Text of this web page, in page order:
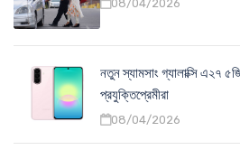
08/04/2026
নতুন স্যামসাং গ্যালাক্সি এ২৭
প্রযুক্তিপ্রেমীরা
08/04/2026